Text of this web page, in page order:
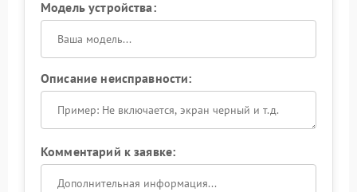
Модель устройства:
Описание неисправности:
Комментарий к заявке: